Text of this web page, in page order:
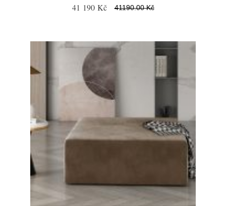
41 190 Kč 41190.00 Kč